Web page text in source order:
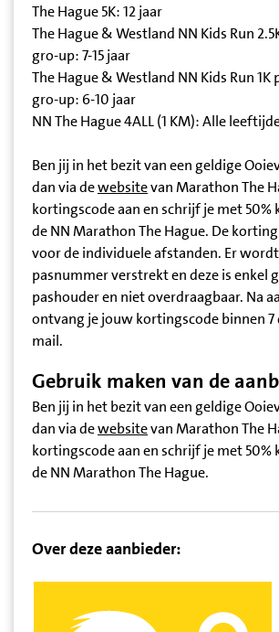
The Hague 5K: 12 jaar
The Hague & Westland NN Kids Run
gro-up: 7-15 jaar
The Hague & Westland NN Kids Run
gro-up: 6-10 jaar
NN The Hague 4ALL (1 KM): Alle
Ben jij in het bezit van een geldige
dan via dewebsitevan Marathon The
kortingscode aan en schrijf je met
de NN Marathon The Hague. De
voor de individuele afstanden. Er
pasnummer verstrekt en deze is enkel
pashouder en niet overdraagbaar. Na
ontvang je jouw kortingscode binnen 7
mail.
Gebruik maken van de
Ben jij in het bezit van een geldige
dan via dewebsitevan Marathon The
kortingscode aan en schrijf je met
de NN Marathon The Hague.
Over deze aanbieder: